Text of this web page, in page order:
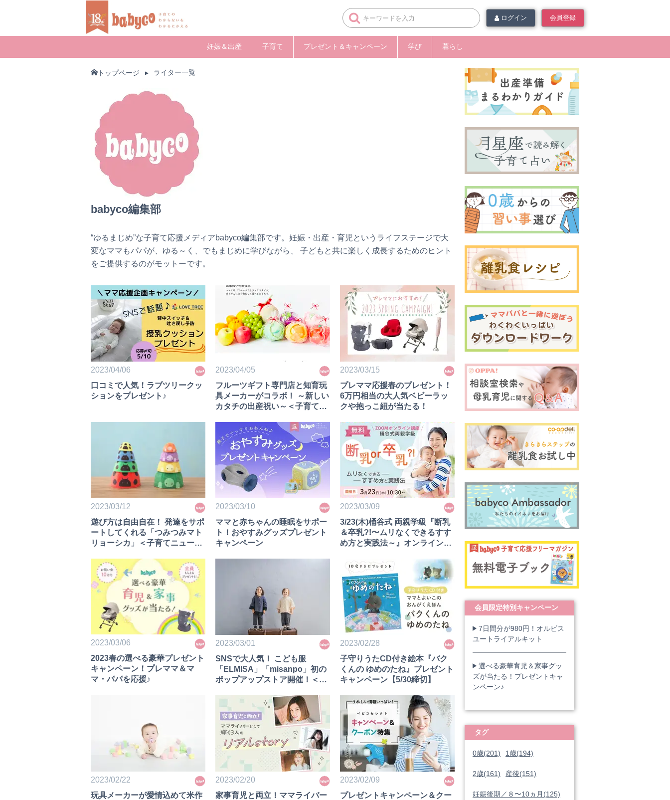
ログイン 会員登録
妊娠＆出産 子育て プレゼント＆キャンペーン 学び 暮らし
トップページ ライター一覧
babyco編集部
“ゆるまじめ”な子育て応援メディアbabyco編集部です。妊娠・出産・育児というライフステージで大
変なママもパパが、ゆる～く、でもまじめに学びながら、 子どもと共に楽しく成長するためのヒント
をご提供するのがモットーです。
2023/04/06
口コミで人気！ラブツリークッ
ションをプレゼント♪
2023/04/05
フルーツギフト専門店と知育玩
具メーカーがコラボ！ ～新しい
カタチの出産祝い～＜子育てニ
2023/03/15
プレママ応援春のプレゼント！
6万円相当の大人気ベビーラッ
クや抱っこ紐が当たる！
2023/03/12
遊び方は自由自在！ 発達をサポ
ートしてくれる「つみつみマト
リョーシカ」＜子育てニュース
2023/03/10
ママと赤ちゃんの睡眠をサポー
ト！おやすみグッズプレゼント
キャンペーン
2023/03/09
3/23(木)桶谷式 両親学級『断乳
＆卒乳?!〜ムリなくできるすす
め方と実践法～』オンラインで
2023/03/06
2023春の選べる豪華プレゼント
キャンペーン！プレママ＆マ
マ・パパを応援♪
2023/03/01
SNSで大人気！ こども服
「ELMISA」「misanpo」初の
ポップアップストア開催！＜子
2023/02/28
子守りうたCD付き絵本『バク
くんの ゆめのたね』プレゼント
キャンペーン【5/30締切】
2023/02/22
玩具メーカーが愛情込めて米作
2023/02/20
家事育児と両立！ママライバー
2023/02/09
プレゼントキャンペーン＆クー
会員限定特別キャンペーン
7日間分が980円！オルビス
ユートライアルキット
選べる豪華育児＆家事グッ
ズが当たる！プレゼントキャ
ンペーン♪
タグ
0歳(201) 1歳(194)
2歳(161) 産後(151)
妊娠後期／８〜10ヵ月(125)